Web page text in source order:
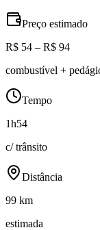
Preço estimado
R$ 54 – R$ 94
combustível +
Tempo
1h54
c/ trânsito
Distância
99 km
estimada